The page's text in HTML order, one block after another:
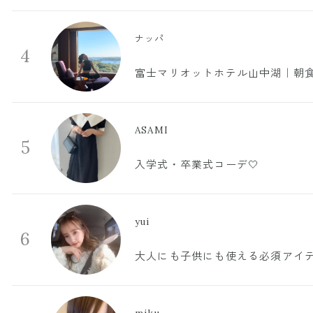
4
ナッパ
富士マリオットホテル山中湖｜朝
5
ASAMI
入学式・卒業式コーデ🤍
6
yui
大人にも子供にも使える必須アイ